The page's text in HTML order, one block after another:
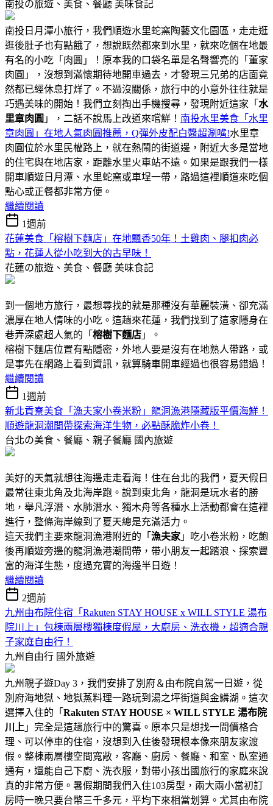
南投の旅遊、美食、餐廳 美味食記
南投日月潭小旅行，我們順遊水里蛇窯陶藝文化園區，走走逛
逛後肚子也有點餓了，想說既然都來到水里，就來吃個在地最
有名的小吃「肉圓」！原本我的口袋名單是名聲響亮的「董家
肉圓」，沒想到滿懷期待地開車過去，才發現三兄弟的店面竟
然都已經休息打烊了。不過沒關係，旅行中的小意外往往就是
巧遇美味的開始！我們立刻掏出手機搜尋，發現附近這家「 水
里章肉圓 」，二話不說馬上改道來嚐鮮！ 南投水里美食「水里
章肉圓」在地人氣肉圓推薦，Q彈外皮配白醬超涮嘴!水里章
肉圓位於水里民權路上，就在熱鬧的街道邊，附近大多是當地
的住宅與在地店家，距離水里火車站不遠。如果是跟我們一樣
開車順遊日月潭、水里蛇窯或車埕一帶，路過這裡順道來吃個
點心或正餐都非常方便。
繼續閱讀
1週前
花蓮美食「榕樹下麵店」在地飄香50年！土雞肉、腿扣肉必
點，花蓮人從小吃到大的古早味！
花蓮の旅遊、美食、餐廳 美味食記
到一個地方旅行，最想尋找的就是那種沒有華麗裝潢、卻充滿
濃厚在地人情味的小吃。這趟來花蓮，我們找到了這家隱身在
巷弄深處超人氣的「 榕樹下麵店 」。
榕樹下麵店位置有點隱密，外地人要是沒有在地熟人帶路，或
是事先在網路上看到資訊，就算騎車開車經過也很容易錯過！
繼續閱讀
1週前
新北貢寮美食「漁夫家小卷米粉」龍洞漁港隱藏版平價海鮮！
順遊龍洞潮間帶探索海洋生物，必點酥脆炸小卷！
台北の美食、餐廳、親子餐廳 國內旅遊
美好的天氣就想往海邊走走看海！住在台北的我們，夏天假日
最常往東北角及北海岸跑。說到東北角，龍洞是玩水者的勝
地，舉凡浮潛、水肺潛水、獨木舟等各種水上活動都會在這裡
進行，整條海岸線到了夏天總是充滿活力。
這天我們主要來龍洞漁港附近的「 漁夫家 」吃小卷米粉，吃飽
後再順遊旁邊的龍洞漁港潮間帶，帶小朋友一起踏浪、探索豐
富的海洋生態，度過充實的海邊半日遊！
繼續閱讀
2週前
九州由布院住宿「Rakuten STAY HOUSE x WILL STYLE 湯布
院川上」包棟兩層樓獨棟度假屋，大廚房、洗衣機，超適合親
子家庭自由行！
九州自由行 國外旅遊
九州親子遊Day 3，我們安排了別府＆由布院自駕一日遊，從
別府海地獄、地獄蒸料理一路玩到湯之坪街道與金鱗湖。這次
選擇入住的「 Rakuten STAY HOUSE × WILL STYLE 湯布院
川上 」完全是這趟旅行中的驚喜。原本只是想找一間價格合
理、可以停車的住宿，沒想到入住後發現根本像來朋友家渡
假。整棟兩層樓空間寬敞，客廳、廚房、餐廳、和室、臥室通
通有，還能自己下廚、洗衣服，對帶小孩出國旅行的家庭來說
真的非常方便。暑假期間我們入住103房型，兩大兩小當初訂
房時一晚只要台幣三千多元，平均下來相當划算。尤其由布院